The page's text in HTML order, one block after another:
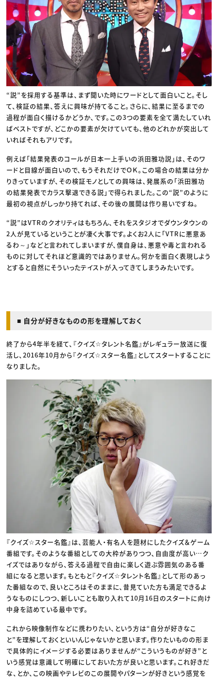
“説”を採用する基準は、まず聞いた時にワードとして面白いこと。そし
て、検証の結果、答えに興味が持てること。さらに、結果に至るまでの
過程が面白く描けるかどうか、です。この3つの要素を全て満たしていれ
ばベストですが、どこかの要素が欠けていても、他のどれかが突出して
いればそれもアリです。
例えば「結果発表のコールが日本一上手いの浜田雅功説」は、そのワ
ードと目線が面白いので、もうそれだけでＯＫ。この場合の結果は分か
りきっていますが、その検証モノとしての興味は、発展系の「浜田雅功
の結果発表でカラス撃退できる説」で得られました。この“説”のように
最初の視点がしっかり持てれば、その後の展開は作り易いですね。
“説”はVTRのクオリティはもちろん、それをスタジオでダウンタウンの
2人が見ているということが凄く大事です。よくお2人に「VTRに悪意あ
るわ～」などと言われてしまいますが、僕自身は、悪意や毒と言われる
ものに対してそれほど意識的ではありません。何かを面白く表現しよう
とすると自然にそういったテイストが入ってきてしまうみたいです。
■ 自分が好きなものの形を理解しておく
終了から4年半を経て、『クイズ☆タレント名鑑』がレギュラー放送に復
活し、2016年10月から『クイズ☆スター名鑑』としてスタートすることに
なりました。
『クイズ☆スター名鑑』は、芸能人・有名人を題材にしたクイズ＆ゲーム
番組です。そのような番組としての大枠がありつつ、自由度が高い…ク
イズではありながら、答える過程で自由に楽しく遊ぶ雰囲気のある番
組になると思います。もともと『クイズ☆タレント名鑑』として形のあっ
た番組なので、良いところはそのままに、昔見ていた方も満足できるよ
うなものにしつつ、新しいことも取り入れて10月16日のスタートに向け
中身を詰めている最中です。
これから映像制作などに携わりたい、という方は“自分が好きなこ
と”を理解しておくといいんじゃないかと思います。作りたいものの形ま
で具体的にイメージする必要はありませんが“こういうものが好き”と
いう感覚は意識して明確にしておいた方が良いと思います。これ好きだ
な、とか、この映画やテレビのこの展開やパターンが好きという感覚を